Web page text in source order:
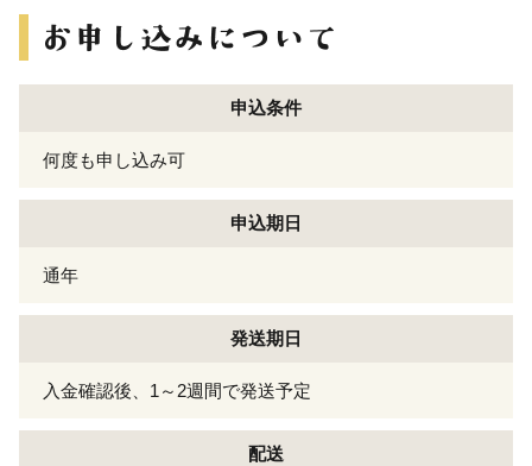
申込条件
何度も申し込み可
申込期日
通年
発送期日
入金確認後、1～2週間で発送予定
配送